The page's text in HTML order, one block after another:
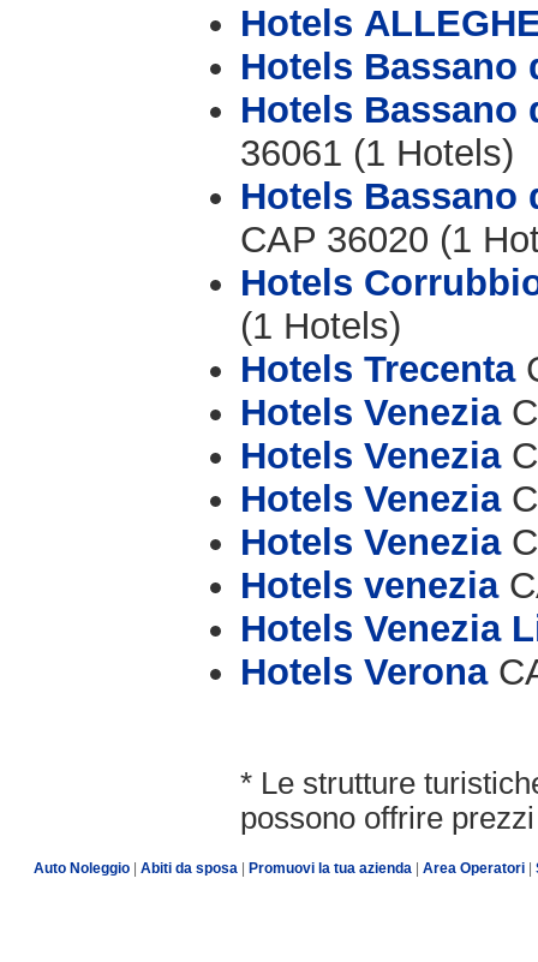
Hotels
Hotels Bassano
Hotels Bassano
36061 (1 Hotels)
Hotels Bassano
CAP 36020 (1
Hotels
(1 Hotels)
Hotels Trecenta
Hotels Venezia
Hotels Venezia
Hotels Venezia
Hotels Venezia
Hotels venezia
Hotels Venezia
Hotels Verona
* Le strutture
possono offrire
Auto Noleggio Abiti da sposa Promuovi la tua azienda Area Operatori